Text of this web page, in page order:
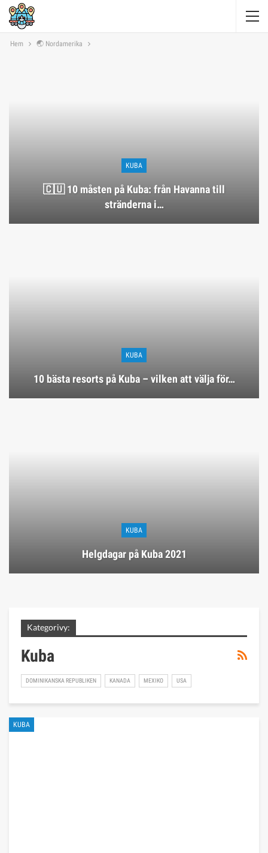
Hem 🌏 Nordamerika
KUBA
🇨🇺 10 måsten på Kuba: från Havanna till
stränderna i…
KUBA
10 bästa resorts på Kuba – vilken att välja för…
KUBA
Helgdagar på Kuba 2021
Kategorivy:
Kuba
DOMINIKANSKA REPUBLIKEN KANADA MEXIKO USA
KUBA